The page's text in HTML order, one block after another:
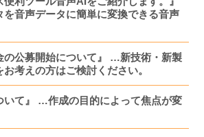
音声データに簡単に変換できる音声
の公募開始について』 …新技術・新製
考えの方はご検討ください。
いて』 …作成の目的によって焦点が変